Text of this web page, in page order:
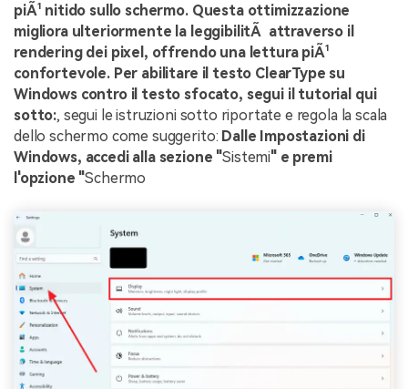
piÃ¹ nitido sullo schermo. Questa ottimizzazione
migliora ulteriormente la leggibilitÃ attraverso il
rendering dei pixel, offrendo una lettura piÃ¹
confortevole. Per abilitare il testo ClearType su
Windows contro il testo sfocato, segui il tutorial qui
sotto:, segui le istruzioni sotto riportate e regola la scala
dello schermo come suggerito: Dalle Impostazioni di
Windows, accedi alla sezione "Sistemi" e premi
l'opzione "Schermo